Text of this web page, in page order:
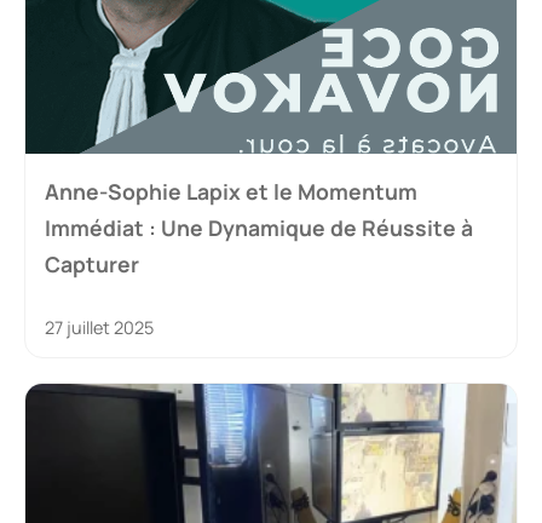
Anne-Sophie Lapix et le Momentum
Immédiat : Une Dynamique de Réussite à
Capturer
27 juillet 2025